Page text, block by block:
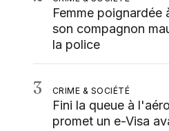
Femme poignardée
son compagnon
la police
3 CRIME & SOCIÉTÉ
Fini la queue à
promet un e-Visa